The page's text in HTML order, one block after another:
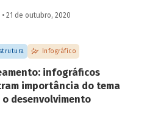
este ano, e sobre a contribuição
a qualidades dos serviços no
• 21 de outubro, 2020
Infográfico
infográficos
importância do tema
o desenvolvimento